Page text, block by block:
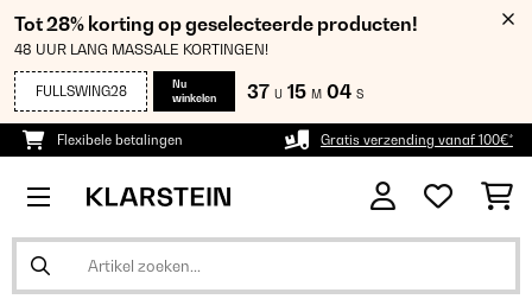
Tot 28% korting op geselecteerde producten!
48 UUR LANG MASSALE KORTINGEN!
FULLSWING28
Nu
winkelen
37 U 15 M 04 S
Flexibele betalingen Gratis verzending vanaf 100€*